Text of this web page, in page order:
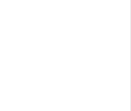
benen